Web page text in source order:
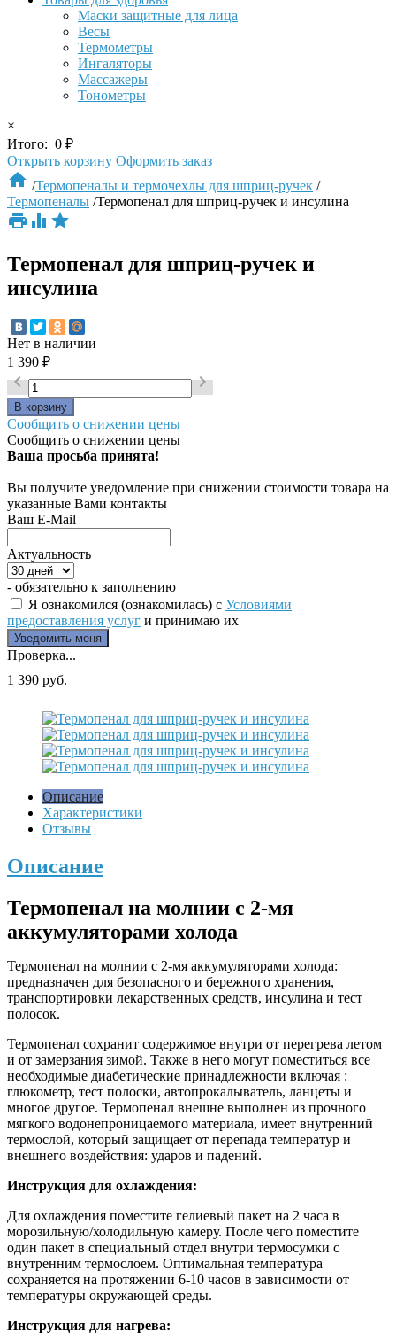
Маски защитные для лица
Весы
Термометры
Ингаляторы
Массажеры
Тонометры
×
Итого: 0 ₽
Открыть корзину Оформить заказ
 /Термопеналы и термочехлы для шприц-ручек /
Термопеналы /Термопенал для шприц-ручек и инсулина
  
Термопенал для шприц-ручек и
инсулина
Нет в наличии
1 390 ₽
 
Сообщить о снижении цены
Сообщить о снижении цены
Ваша просьба принята!
Вы получите уведомление при снижении стоимости товара на
указанные Вами контакты
Ваш E-Mail
Актуальность
- обязательно к заполнению
Я ознакомился (ознакомилась) с Условиями
предоставления услуг и принимаю их
Проверка...
1 390 руб.
Описание
Характеристики
Отзывы
Описание
Термопенал на молнии с 2-мя
аккумуляторами холода
Термопенал на молнии с 2-мя аккумуляторами холода:
предназначен для безопасного и бережного хранения,
транспортировки лекарственных средств, инсулина и тест
полосок.
Термопенал сохранит содержимое внутри от перегрева летом
и от замерзания зимой. Также в него могут поместиться все
необходимые диабетические принадлежности включая :
глюкометр, тест полоски, автопрокалыватель, ланцеты и
многое другое. Термопенал внешне выполнен из прочного
мягкого водонепроницаемого материала, имеет внутренний
термослой, который защищает от перепада температур и
внешнего воздействия: ударов и падений.
Инструкция для охлаждения:
Для охлаждения поместите гелиевый пакет на 2 часа в
морозильную/холодильную камеру. После чего поместите
один пакет в специальный отдел внутри термосумки с
внутренним термослоем. Оптимальная температура
сохраняется на протяжении 6-10 часов в зависимости от
температуры окружающей среды.
Инструкция для нагрева: